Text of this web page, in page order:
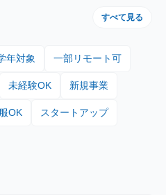
すべて見る
年対象 一部リモート可
未経験OK 新規事業
OK スタートアップ